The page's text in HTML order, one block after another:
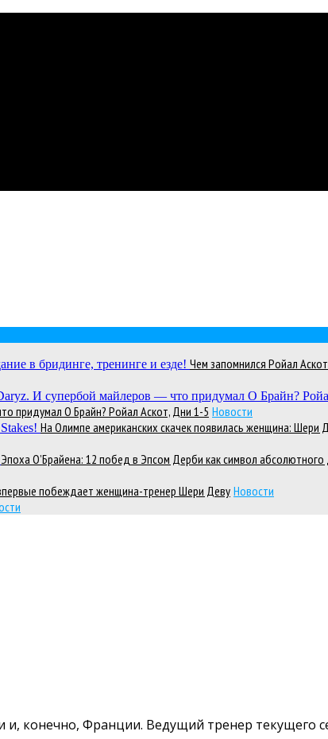
Чем запомнился Ройал
придумал О Брайн? Ройал Аскот, Дни 1-5 Новости
На Олимпе американских скачек появилась женщина: Шери
Эпоха О’Брайена: 12 побед в Эпсом Дерби как символ
побеждает женщина-тренер Шери Деву Новости
конечно, Франции. Ведущий тренер текущего